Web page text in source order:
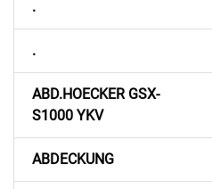
.
.
ABD.HOECKER GSX-
S1000 YKV
ABDECKUNG